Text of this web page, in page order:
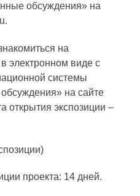
обсуждения» на
на
электронном виде с
системы
на сайте
открытия экспозиции –
проекта: 14 дней.